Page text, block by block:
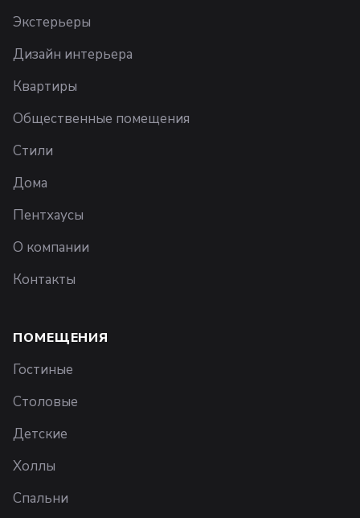
Экстерьеры
Дизайн интерьера
Квартиры
Общественные помещения
Стили
Дома
Пентхаусы
О компании
Контакты
ПОМЕЩЕНИЯ
Гостиные
Столовые
Детские
Холлы
Спальни